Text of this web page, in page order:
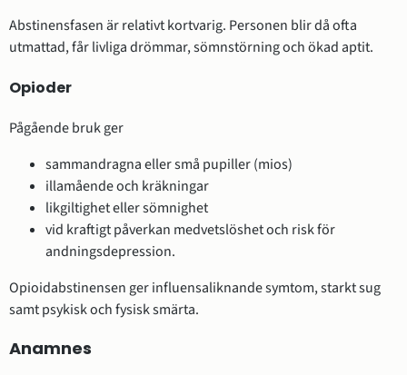
Abstinensfasen är relativt kortvarig. Personen blir då ofta
utmattad, får livliga drömmar, sömnstörning och ökad aptit.
Opioder
Pågående bruk ger
sammandragna eller små pupiller (mios)
illamående och kräkningar
likgiltighet eller sömnighet
vid kraftigt påverkan medvetslöshet och risk för
andningsdepression.
Opioidabstinensen ger influensaliknande symtom, starkt sug
samt psykisk och fysisk smärta.
Anamnes